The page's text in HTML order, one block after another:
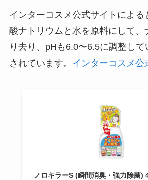
インターコスメ公式サイトによる
酸ナトリウムと水を原料にして、
り去り、pHも6.0〜6.5に調整し
されています。
インターコスメ公
ノロキラーS (瞬間消臭・強力除菌)